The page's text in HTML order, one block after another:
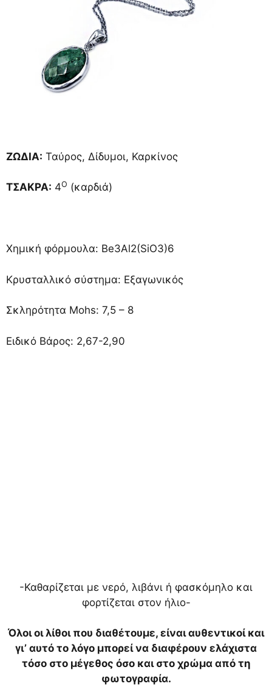
ΖΩΔΙΑ: Ταύρος, Δίδυμοι, Καρκίνος
ΤΣΑΚΡΑ: 4Ο (καρδιά)
Χημική φόρμουλα: Be3Al2(SiO3)6
Κρυσταλλικό σύστημα: Εξαγωνικός
Σκληρότητα Mohs: 7,5 – 8
Ειδικό Βάρος: 2,67-2,90
-Καθαρίζεται με νερό, λιβάνι ή φασκόμηλο και
φορτίζεται στον ήλιο-
Όλοι οι λίθοι που διαθέτουμε, είναι αυθεντικοί και
γι’ αυτό το λόγο μπορεί να διαφέρουν ελάχιστα
τόσο στο μέγεθος όσο και στο χρώμα από τη
φωτογραφία.